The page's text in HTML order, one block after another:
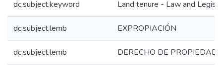
dc.subject.keyword Land tenure - Law and
dc.subject.lemb EXPROPIACIÓN
dc.subject.lemb DERECHO DE PROPIEDAD